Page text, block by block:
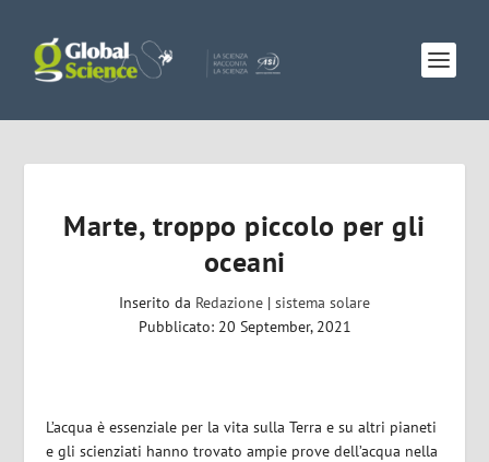
Marte, troppo piccolo per gli
oceani
Inserito da Redazione | sistema solare
Pubblicato: 20 September, 2021
L’acqua è essenziale per la vita sulla Terra e su altri pianeti
e gli scienziati hanno trovato ampie prove dell’acqua nella